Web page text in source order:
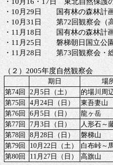
・ 10月29日 国有林の森林計
・ 10月31日 第72回観察会（
・ 11月18日 国有林の森林計画
・11月25日 磐梯朝日国立公
・11月28日 第73回観察会・
（２）2005年度自然観察会
期日 場
第74回 2月5日（土） 的場川周
第75回 4月24日（日） 東吾妻山
第76回 6月5日（日） 龍ヶ岳
第77回 7月3日（日） 人形石～
第78回 8月28日（日） 磐梯山
第79回 10月22日（土） 白布峠～
第80回 11月27日（日） 高旗山